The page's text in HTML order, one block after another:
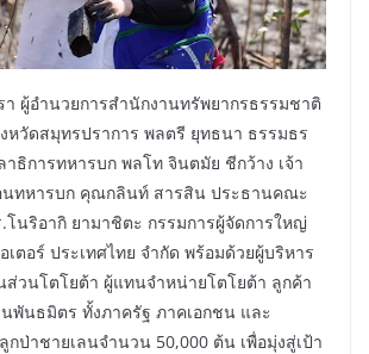
ผู้อำนวยการสำนักงานทรัพยากรธรรมชาติ
หวัดสมุทรปราการ พลตรี ยุทธนา ธรรมธร
าธิการทหารบก พลโท จินตมัย ชีกว้าง เจ้า
นทหารบก คุณกลินท์ สารสิน ประธานคณะ
โนริอากิ ยามาชิตะ กรรมการผู้จัดการใหญ่
ตอร์ ประเทศไทย จำกัด พร้อมด้วยผู้บริหาร
ส่วนโตโยต้า ผู้แทนจำหน่ายโตโยต้า ลูกค้า
พันธมิตร ทั้งภาครัฐ ภาคเอกชน และ
ป่าชายเลนจำนวน 50,000 ต้น เพื่อมุ่งสู่เป้า